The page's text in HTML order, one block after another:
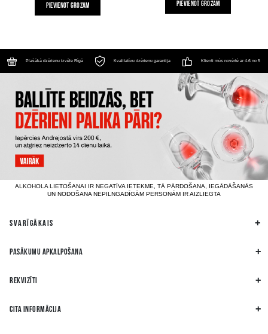
PIEVIENOT GROZAM PIEVIENOT GROZAM
Plašākā dzērienu izvēle Rīgā Kvalitatīvu dzērienu garantija Klienti mūs novērtē ar 4.6 no 5
ALKOHOLA LIETOŠANAI IR NEGATĪVA IETEKME, TĀ PĀRDOŠANA, IEGĀDĀŠANĀS
UN NODOŠANA NEPILNGADĪGĀM PERSONĀM IR AIZLIEGTA
SVARĪGĀKAIS
PASĀKUMU APKALPOŠANA
REKVIZĪTI
CITA INFORMĀCIJA